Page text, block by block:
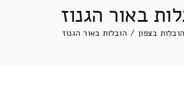
באור הגנוז
הובלות בצפון / הובלות באור הגנוז